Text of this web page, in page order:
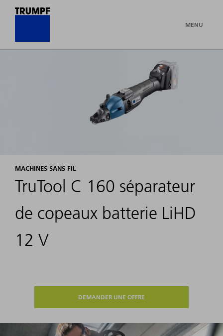
MENU
MACHINES SANS FIL
TruTool C 160 séparateur
de copeaux batterie LiHD
12 V
DEMANDER UNE OFFRE